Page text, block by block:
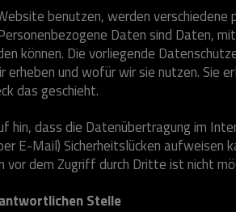
benutzen, werden verschiedene
Daten sind Daten,
können. Die vorliegende
erheben und wofür wir sie nutzen. Sie
das geschieht.
hin, dass die Datenübertragung im
E-Mail) Sicherheitslücken aufweisen
vor dem Zugriff durch Dritte ist nicht
Stelle